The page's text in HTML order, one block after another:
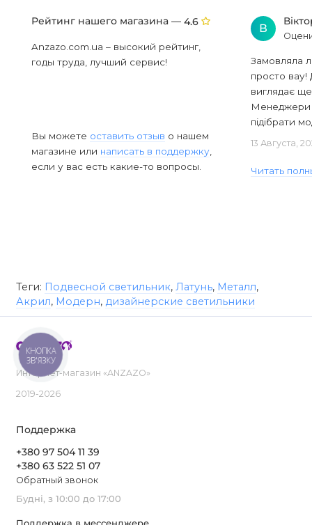
Рейтинг нашего магазина — 4.6
Anzazo.com.ua – высокий рейтинг,
годы труда, лучший сервис!
Вы можете оставить отзыв о нашем
магазине или написать в поддержку
если у вас есть какие-то вопросы.
В
Замовляла
просто вау!
виглядає
Менеджери
підібрати
13 Августа,
Читать
Теги: Подвесной светильник, Латунь, Металл,
Акрил, Модерн, дизайнерские светильники
Интернет-магазин «ANZAZO»
2019-2026
Поддержка
+380 97 504 11 39
+380 63 522 51 07
Обратный звонок
Будні, з 10:00 до 17:00
КНОПКА
ЗВ'ЯЗКУ